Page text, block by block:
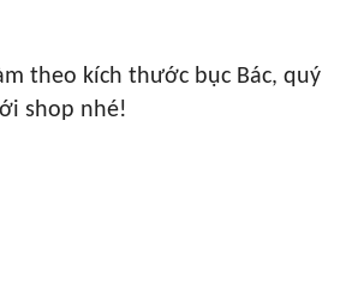
theo kích thước bục Bác, quý
shop nhé!